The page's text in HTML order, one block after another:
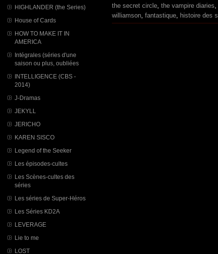
HIGHLANDER (the Series)
House of Cards
HOW TO MAKE IT IN
AMERICA
Intégrales (séries d'une
saison ou plus, oubliées
INTELLIGENCE (CBS -
2014)
J-Dramas
JEKYLL
JERICHO
KAREN SISCO
Legend of the Seeker
Les épisodes-cultes
Les Scènes-cultes des
séries
Les séries de Super-Héros
Les Séries KD2A
LEVERAGE
Lie to me
LOST
the secret circle the vampire diaries
williamson fantastique histoire des